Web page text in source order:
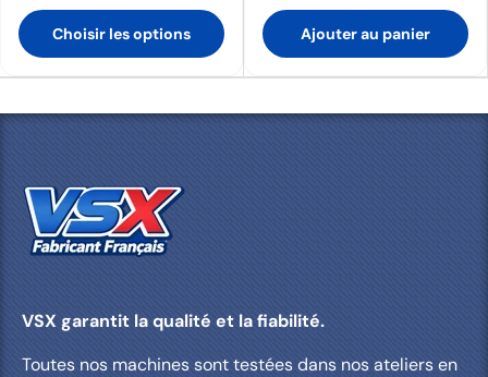
Choisir les options Ajouter au panier
VSX garantit la qualité et la fiabilité.
Toutes nos machines sont testées dans nos ateliers en